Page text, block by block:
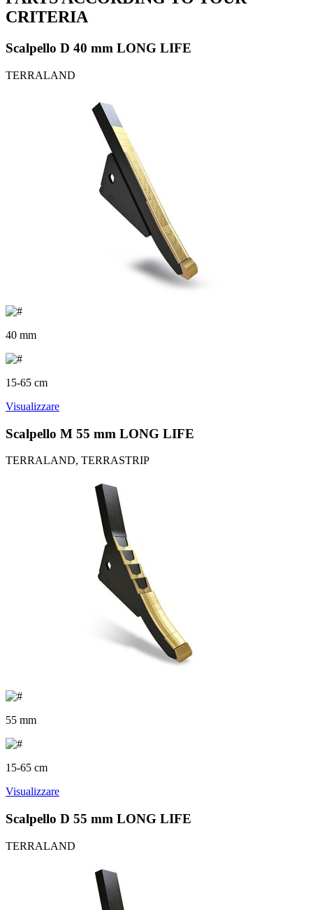
CRITERIA
Scalpello D 40 mm LONG LIFE
TERRALAND
40 mm
15-65 cm
Visualizzare
Scalpello M 55 mm LONG LIFE
TERRALAND, TERRASTRIP
55 mm
15-65 cm
Visualizzare
Scalpello D 55 mm LONG LIFE
TERRALAND